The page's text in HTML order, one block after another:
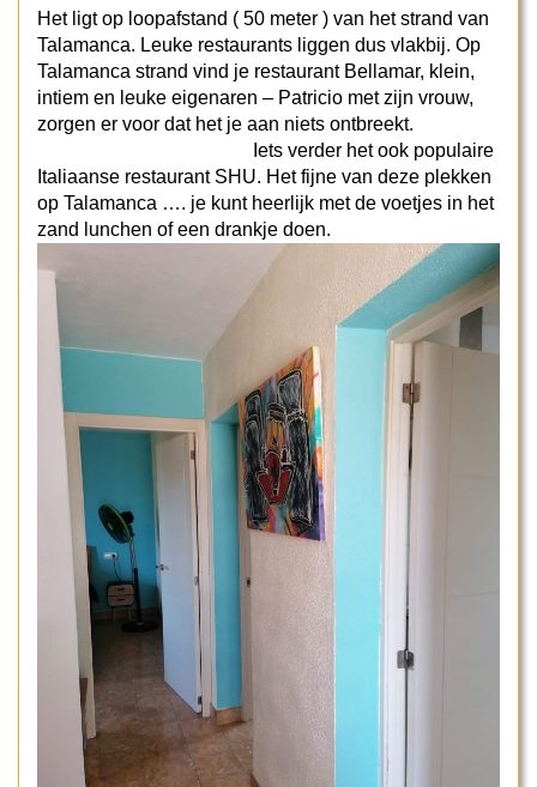
Het ligt op loopafstand ( 50 meter ) van het strand van
Talamanca. Leuke restaurants liggen dus vlakbij. Op
Talamanca strand vind je restaurant Bellamar, klein,
intiem en leuke eigenaren – Patricio met zijn vrouw,
zorgen er voor dat het je aan niets ontbreekt.
Iets verder het ook populaire
Italiaanse restaurant SHU. Het fijne van deze plekken
op Talamanca …. je kunt heerlijk met de voetjes in het
zand lunchen of een drankje doen.